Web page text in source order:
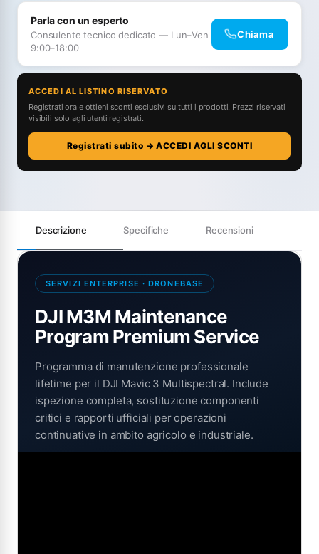
Parla con un esperto
Consulente tecnico dedicato — Lun–Ven
9:00–18:00
Chiama
ACCEDI AL LISTINO RISERVATO
Registrati ora e ottieni sconti esclusivi su tutti i prodotti. Prezzi riservati
visibili solo agli utenti registrati.
Registrati subito → ACCEDI AGLI SCONTI
Descrizione Specifiche Recensioni
SERVIZI ENTERPRISE · DRONEBASE
DJI M3M Maintenance
Program Premium Service
Programma di manutenzione professionale
lifetime per il DJI Mavic 3 Multispectral. Include
ispezione completa, sostituzione componenti
critici e rapporti ufficiali per operazioni
continuative in ambito agricolo e industriale.